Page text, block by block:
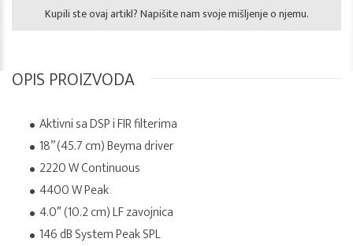
Kupili ste ovaj artikl? Napišite nam svoje mišljenje o njemu.
OPIS PROIZVODA
Aktivni sa DSP i FIR filterima
18” (45.7 cm) Beyma driver
2220 W Continuous
4400 W Peak
4.0″ (10.2 cm) LF zavojnica
146 dB System Peak SPL